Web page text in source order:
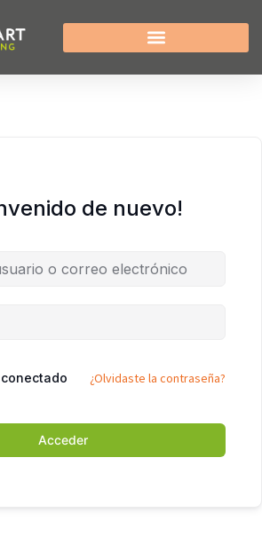
de nuevo!
¿Olvidaste la contraseña?
Acceder